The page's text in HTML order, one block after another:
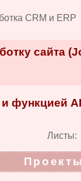
CRM и ERP
сайта
функцией
Листы: